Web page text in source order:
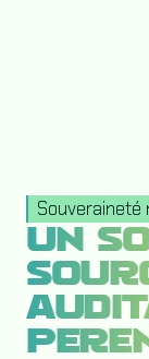
Souveraineté
UN